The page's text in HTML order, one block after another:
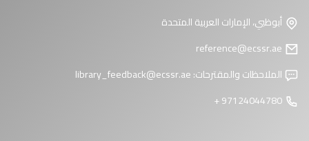
أبوظبي، الإمارات العربية المتحدة
الملاحظات والمقترحات:library_feedback@ecssr.ae